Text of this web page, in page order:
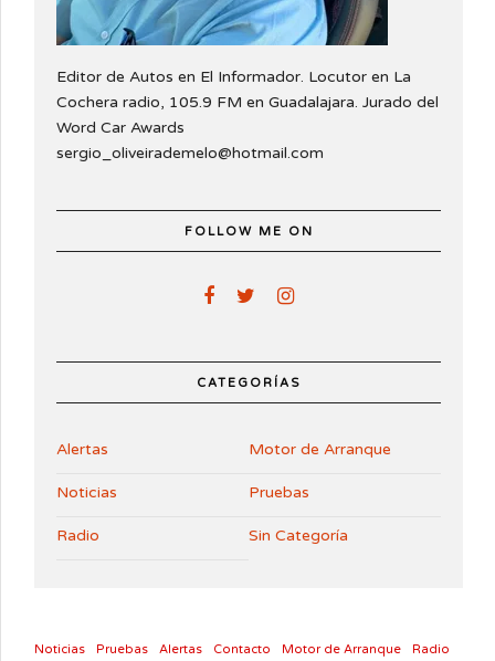
Editor de Autos en El Informador. Locutor en La
Cochera radio, 105.9 FM en Guadalajara. Jurado del
Word Car Awards
sergio_oliveirademelo@hotmail.com
FOLLOW ME ON
CATEGORÍAS
Alertas Motor de Arranque
Noticias Pruebas
Radio Sin Categoría
Noticias Pruebas Alertas Contacto Motor de Arranque Radio